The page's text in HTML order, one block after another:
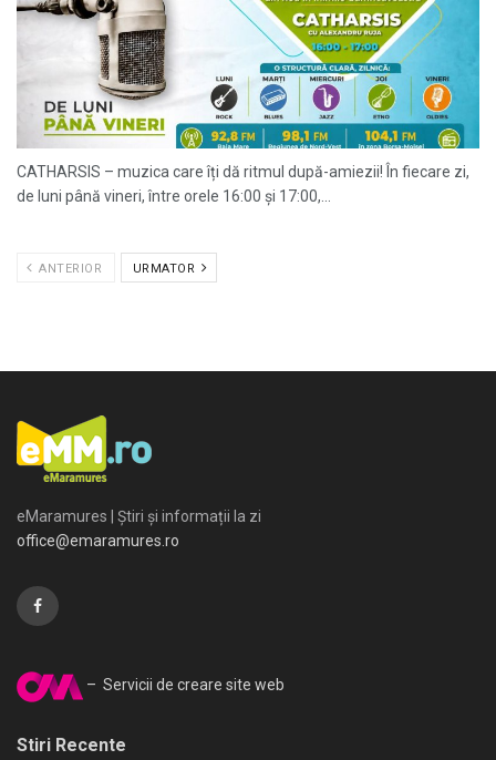
CATHARSIS – muzica care îți dă ritmul după-amiezii! În fiecare zi,
de luni până vineri, între orele 16:00 și 17:00,...
ANTERIOR URMATOR
eMaramures | Știri și informații la zi
office@emaramures.ro
– Servicii de creare site web
Stiri Recente